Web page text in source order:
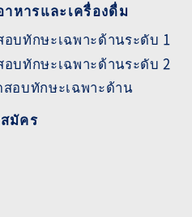
หารและเครื่องดื่ม
อบทักษะเฉพาะด้านระดับ 1
อบทักษะเฉพาะด้านระดับ 2
สอบทักษะเฉพาะด้าน
มัคร